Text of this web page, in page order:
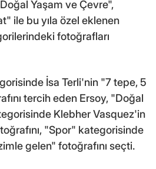
Yaşam ve Çevre",
ile bu yıla özel eklenen
fotoğrafları
İsa Terli'nin "7 tepe, 5
tercih eden Ersoy, "Doğal
Klebher Vasquez'in
"Spor" kategorisinde
gelen" fotoğrafını seçti.